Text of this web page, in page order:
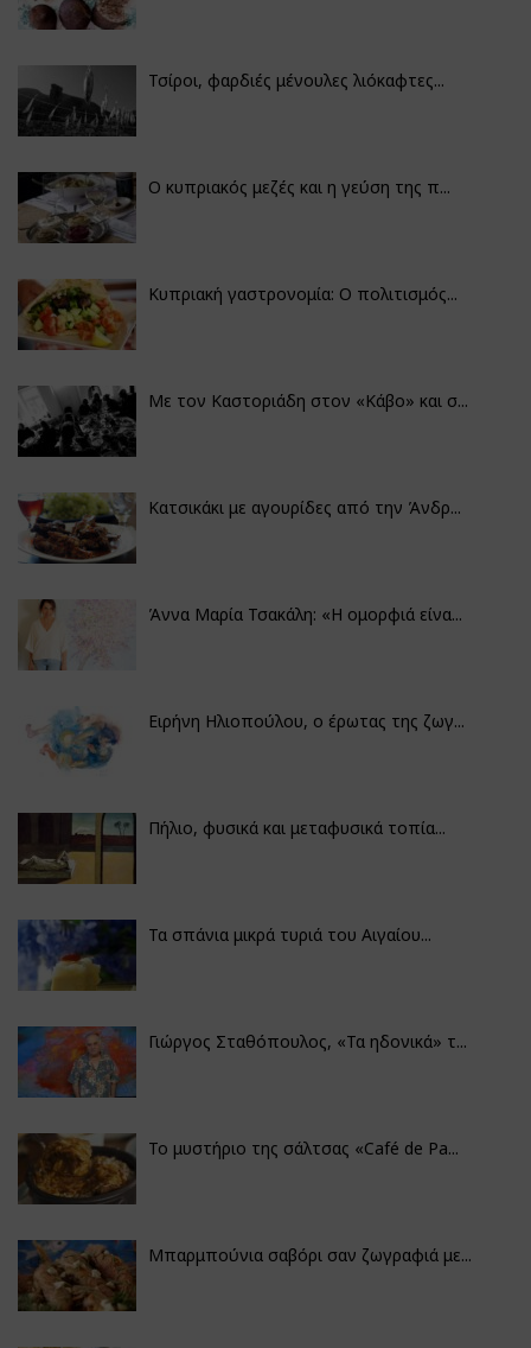
Τσίροι, φαρδιές μένουλες λιόκαφτες...
Ο κυπριακός μεζές και η γεύση της π...
Κυπριακή γαστρονομία: Ο πολιτισμός...
Με τον Καστοριάδη στον «Κάβο» και σ...
Κατσικάκι με αγουρίδες από την Άνδρ...
Άννα Μαρία Τσακάλη: «Η ομορφιά είνα...
Ειρήνη Ηλιοπούλου, ο έρωτας της ζωγ...
Πήλιο, φυσικά και μεταφυσικά τοπία...
Τα σπάνια μικρά τυριά του Αιγαίου...
Γιώργος Σταθόπουλος, «Τα ηδονικά» τ...
Το μυστήριο της σάλτσας «Café de Pa...
Μπαρμπούνια σαβόρι σαν ζωγραφιά με...